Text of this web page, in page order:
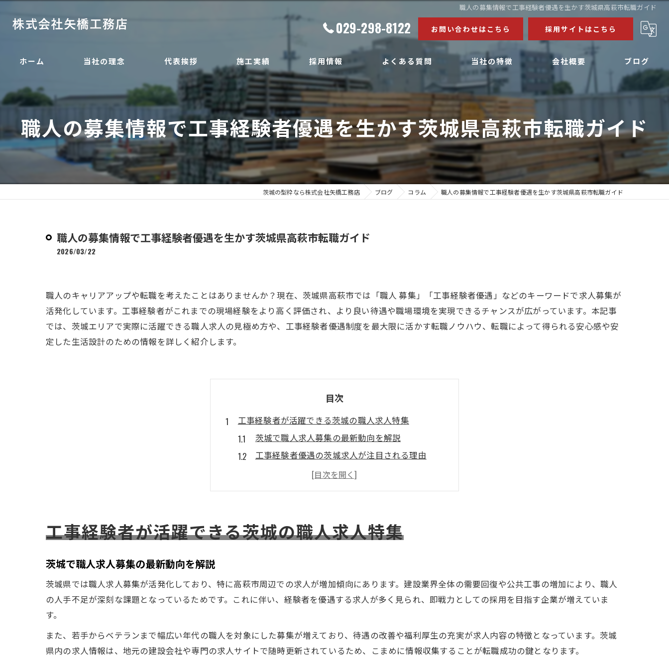
職人の募集情報で工事経験者優遇を生かす茨城県高萩市転職ガイド
029-298-8122 お問い合わせはこちら 採用サイトはこちら
ホーム 当社の理念 代表挨拶 施工実績 採用情報 よくある質問 当社の特徴
公共施設
マンション
病院
工場
求人
会社概要 ブログ
コラム
職人の募集情報で工事経験者優遇を生かす茨城県高萩市転職ガイド
茨城の型枠なら株式会社矢橋工務店 ブログ コラム 職人の募集情報で工事経験者優遇を生かす茨城県高萩市転職ガイド
職人の募集情報で工事経験者優遇を生かす茨城県高萩市転職ガイド
2026/03/22
職人のキャリアアップや転職を考えたことはありませんか？現在、茨城県高萩市では「職人 募集」「工事経験者優遇」などのキーワードで求人募集が
活発化しています。工事経験者がこれまでの現場経験をより高く評価され、より良い待遇や職場環境を実現できるチャンスが広がっています。本記事
では、茨城エリアで実際に活躍できる職人求人の見極め方や、工事経験者優遇制度を最大限に活かす転職ノウハウ、転職によって得られる安心感や安
定した生活設計のための情報を詳しく紹介します。
目次
工事経験者が活躍できる茨城の職人求人特集
茨城で職人求人募集の最新動向を解説
工事経験者優遇の茨城求人が注目される理由
職人未経験者も歓迎する茨城の求人事情
職人求人募集の応募時に確認すべき茨城の特徴
安定を目指す転職なら茨城で職人募集に注目
茨城の職人求人募集が安定志向に人気の理由
職人として茨城の転職市場で求められる資質
茨城で安定を実現する職人求人の探し方
職人として茨城でキャリアアップを狙う方法
茨城職人求人募集でキャリアアップする秘訣
工事経験者が活躍できる茨城の職人求人特集
茨城で職人求人募集の最新動向を解説
茨城県では職人求人募集が活発化しており、特に高萩市周辺での求人が増加傾向にあります。建設業界全体の需要回復や公共工事の増加により、職人
の人手不足が深刻な課題となっているためです。これに伴い、経験者を優遇する求人が多く見られ、即戦力としての採用を目指す企業が増えていま
す。
また、若手からベテランまで幅広い年代の職人を対象にした募集が増えており、待遇の改善や福利厚生の充実が求人内容の特徴となっています。茨城
県内の求人情報は、地元の建設会社や専門の求人サイトで随時更新されているため、こまめに情報収集することが転職成功の鍵となります。